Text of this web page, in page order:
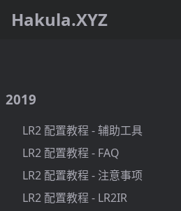
Hakula.XYZ
2019
LR2 配置教程 - 辅助工具
LR2 配置教程 - FAQ
LR2 配置教程 - 注意事项
LR2 配置教程 - LR2IR